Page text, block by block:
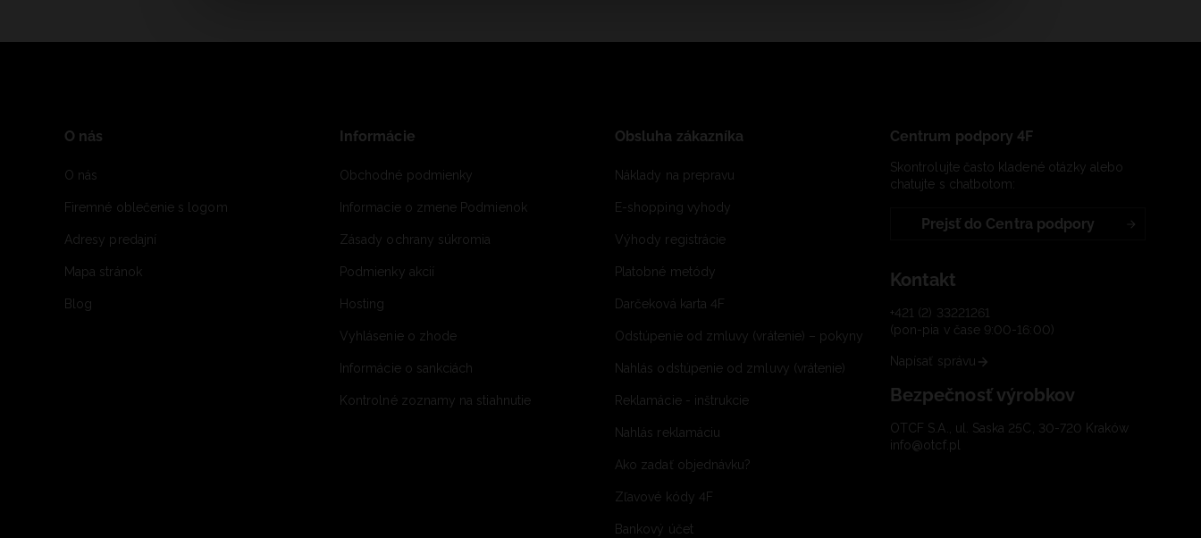
O nás
O nás
Firemné oblečenie s logom
Adresy predajní
Mapa stránok
Blog
Informácie
Obchodné podmienky
Informacie o zmene Podmienok
Zásady ochrany súkromia
Podmienky akcií
Hosting
Vyhlásenie o zhode
Informácie o sankciách
Kontrolné zoznamy na stiahnutie
Obsluha zákazníka
Náklady na prepravu
E-shopping vyhody
Výhody registrácie
Platobné metódy
Darčeková karta 4F
Odstúpenie od zmluvy (vrátenie) – pokyny
Nahlás odstúpenie od zmluvy (vrátenie)
Reklamácie - inštrukcie
Nahlás reklamáciu
Ako zadať objednávku?
Zľavové kódy 4F
Bankový účet
Centrum podpory 4F
Skontrolujte často kladené otázky alebo
chatujte s chatbotom:
Prejsť do Centra podpory
Kontakt
+421 (2) 33221261
(pon-pia v čase 9:00-16:00)
Napísať správu
Bezpečnosť výrobkov
OTCF S.A., ul. Saska 25C, 30-720 Kraków
info@otcf.pl